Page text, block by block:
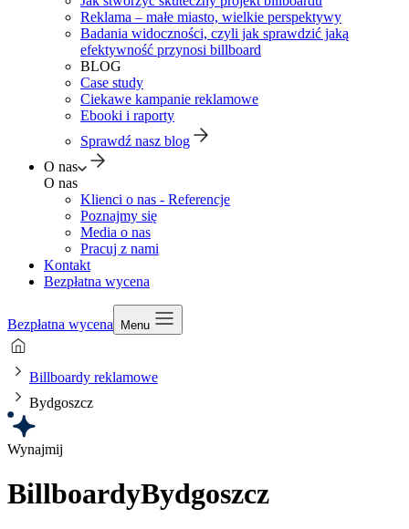
Reklama – małe miasto, wielkie perspektywy
Badania widoczności, czyli jak sprawdzić jaką
efektywność przynosi billboard
BLOG
Case study
Ciekawe kampanie reklamowe
Ebooki i raporty
Sprawdź nasz blog
O nas
O nas
Klienci o nas - Referencje
Poznajmy się
Media o nas
Pracuj z nami
Kontakt
Bezpłatna wycena
Bezpłatna wycena Menu
Billboardy reklamowe
Bydgoszcz
Wynajmij
BillboardyBydgoszcz